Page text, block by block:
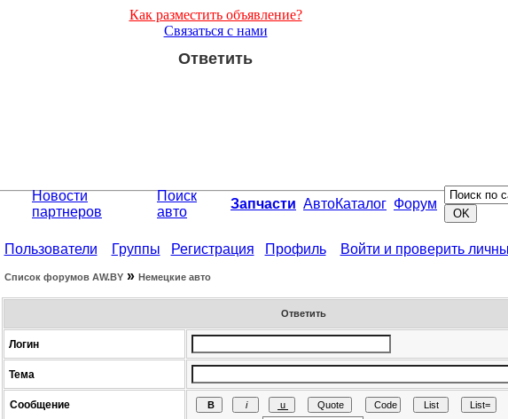
Как разместить объявление?
Связаться с нами
Ответить
Новости
партнеров
Поиск
авто
Запчасти АвтоКаталог Форум
Пользователи Группы Регистрация Профиль Войти и проверить
Список форумов АW.BY» Немецкие авто
Ответить
Логин
Тема
Сообщение